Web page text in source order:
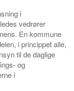
i
vedrører
En kommune
i princippet alle,
til de daglige
og
i